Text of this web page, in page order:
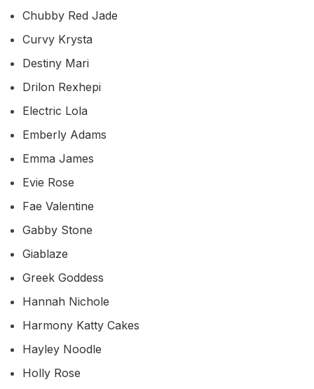
Chubby Red Jade
Curvy Krysta
Destiny Mari
Drilon Rexhepi
Electric Lola
Emberly Adams
Emma James
Evie Rose
Fae Valentine
Gabby Stone
Giablaze
Greek Goddess
Hannah Nichole
Harmony Katty Cakes
Hayley Noodle
Holly Rose